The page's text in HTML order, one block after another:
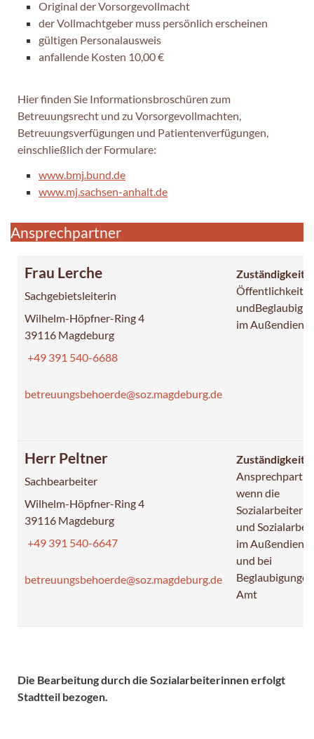
Original der Vorsorgevollmacht
der Vollmachtgeber muss persönlich erscheinen
gültigen Personalausweis
anfallende Kosten 10,00 €
Hier finden Sie Informationsbroschüren zum
Betreuungsrecht und zu Vorsorgevollmachten,
Betreuungsverfügungen und Patientenverfügungen,
einschließlich der Formulare:
www.bmj.bund.de
www.mj.sachsen-anhalt.de
Ansprechpartner
Frau Lerche
Sachgebietsleiterin
Wilhelm-Höpfner-Ring 4
39116 Magdeburg
+49 391 540-6688
betreuungsbehoerde@soz.magdeburg.de
Zuständigkeit:
im Außendienst
Herr Peltner
Sachbearbeiter
Wilhelm-Höpfner-Ring 4
39116 Magdeburg
+49 391 540-6647
betreuungsbehoerde@soz.magdeburg.de
Zuständigkeit:
wenn die
und
im
und bei
Amt
Die Bearbeitung durch die Sozialarbeiterinnen erfolgt
Stadtteil bezogen.